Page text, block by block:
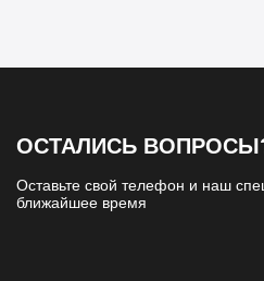
ОСТАЛИСЬ
Оставьте свой телефон и наш
ближайшее время